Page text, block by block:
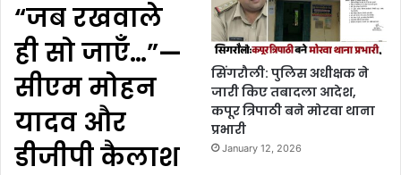
“जब रखवाले
ही सो जाएँ…”—
सीएम मोहन
यादव और
डीजीपी कैलाश
सिंगरौली: पुलिस अधीक्षक ने
जारी किए तबादला आदेश,
कपूर त्रिपाठी बने मोरवा थाना
प्रभारी
January 12, 2026